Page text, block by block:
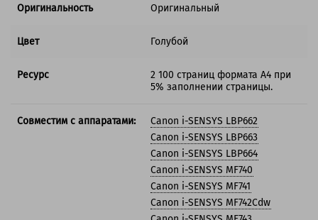
Оригинальность Оригинальный
Цвет Голубой
Ресурс
2 100 страниц формата А4 при
5% заполнении страницы.
Совместим с аппаратами:
Canon i-SENSYS LBP662
Canon i-SENSYS LBP663
Canon i-SENSYS LBP664
Canon i-SENSYS MF740
Canon i-SENSYS MF741
Canon i-SENSYS MF742Cdw